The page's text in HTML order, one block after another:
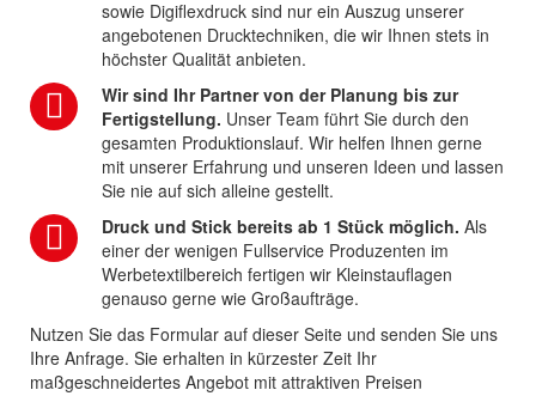
sowie Digiflexdruck sind nur ein Auszug unserer
angebotenen Drucktechniken, die wir Ihnen stets in
höchster Qualität anbieten.
Wir sind Ihr Partner von der Planung bis zur
Fertigstellung. Unser Team führt Sie durch den
gesamten Produktionslauf. Wir helfen Ihnen gerne
mit unserer Erfahrung und unseren Ideen und lassen
Sie nie auf sich alleine gestellt.
Druck und Stick bereits ab 1 Stück möglich. Als
einer der wenigen Fullservice Produzenten im
Werbetextilbereich fertigen wir Kleinstauflagen
genauso gerne wie Großaufträge.
Nutzen Sie das Formular auf dieser Seite und senden Sie uns
Ihre Anfrage. Sie erhalten in kürzester Zeit Ihr
maßgeschneidertes Angebot mit attraktiven Preisen